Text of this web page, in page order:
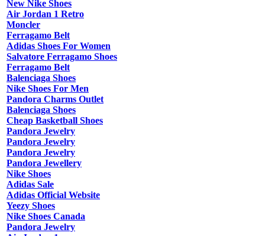
New Nike Shoes
Air Jordan 1 Retro
Moncler
Ferragamo Belt
Adidas Shoes For Women
Salvatore Ferragamo Shoes
Ferragamo Belt
Balenciaga Shoes
Nike Shoes For Men
Pandora Charms Outlet
Balenciaga Shoes
Cheap Basketball Shoes
Pandora Jewelry
Pandora Jewelry
Pandora Jewelry
Pandora Jewellery
Nike Shoes
Adidas Sale
Adidas Official Website
Yeezy Shoes
Nike Shoes Canada
Pandora Jewelry